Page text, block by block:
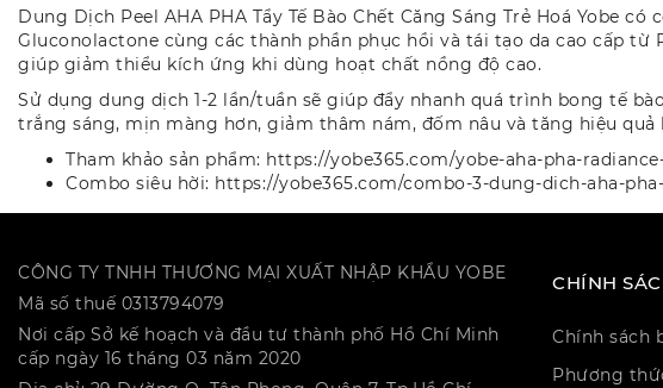
Dung Dịch Peel AHA PHA Tẩy Tế Bào Chết Căng Sáng Trẻ Hoá Yobe
Gluconolactone cùng các thành phần phục hồi và tái tạo da cao cấp từ
giúp giảm thiểu kích ứng khi dùng hoạt chất nồng độ cao.
Sử dụng dung dịch 1-2 lần/tuần sẽ giúp đẩy nhanh quá trình bong tế
trắng sáng, mịn màng hơn, giảm thâm nám, đốm nâu và tăng hiệu
Tham khảo sản phẩm: https://yobe365.com/yobe-aha-pha-
Combo siêu hời: https://yobe365.com/combo-3-dung-dich-aha-
CÔNG TY TNHH THƯƠNG MẠI XUẤT NHẬP KHẨU YOBE
Mã số thuế 0313794079
Nơi cấp Sở kế hoạch và đầu tư thành phố Hồ Chí Minh
cấp ngày 16 tháng 03 năm 2020
CHÍNH
Chính sách
Phương